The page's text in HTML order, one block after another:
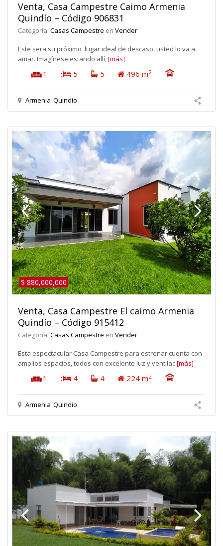
Venta, Casa Campestre Caimo Armenia
Quindío – Código 906831
Categoría: Casas Campestre en Vender
Este sera su próximo lugar ideal de descaso, usted lo va a
amar. Imagínese estando allí,[más]
1 : 5 5 496 m2
Armenia Quindio
$ 880,000,000
Venta, Casa Campestre El caimo Armenia
Quindío – Código 915412
Categoría: Casas Campestre en Vender
Esta espectacular Casa Campestre para estrenar cuenta con
amplios espacios, todos con excelente luz y ventilac[más]
1 : 4 4 224 m2
Armenia Quindio